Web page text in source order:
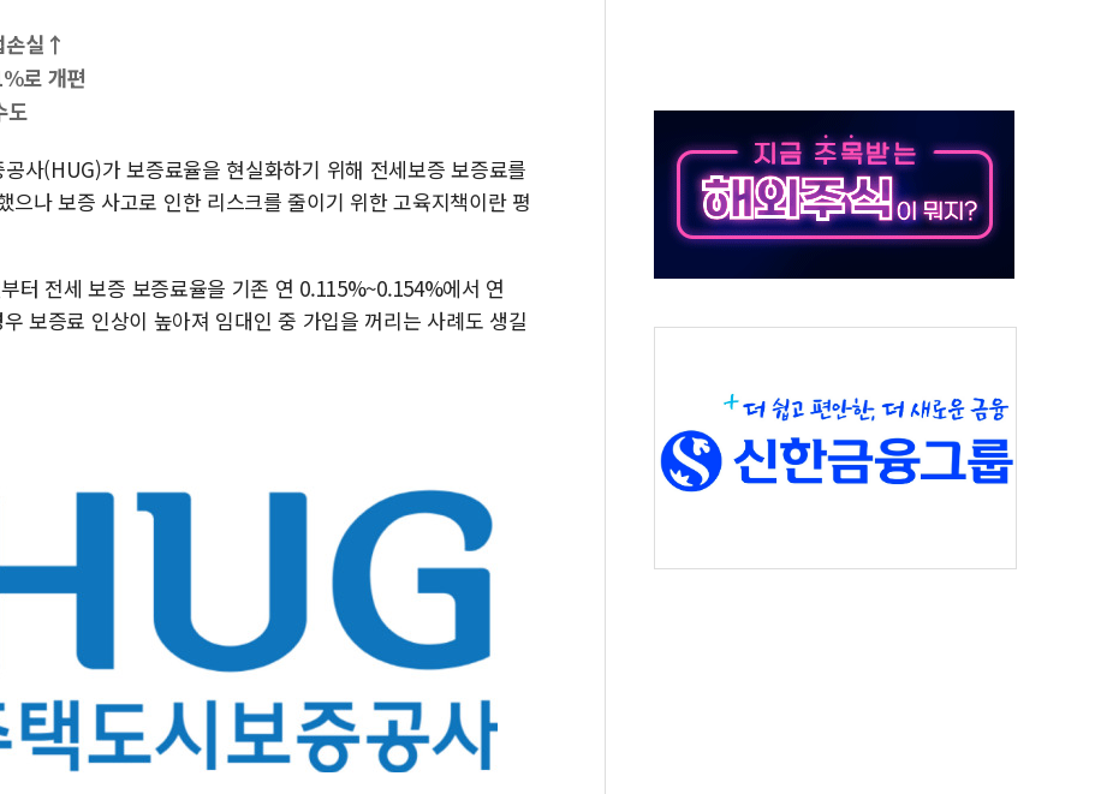
홈플러스發 대형마트 판매, 역대 최대폭 감소한 9.4%↓…유통업계 양극화 심화
윤준병·이해민 의원, '정부 특사'로 콜롬비아 대통령 취임식 참석
'호우·산사태 주의보' 울진 시간당 30mm 강한 비...호우 피해 없어
손실↑
로 개편
도
사(HUG)가 보증료율을 현실화하기 위해 전세보증 보증료를
나 보증 사고로 인한 리스크를 줄이기 위한 고육지책이란 평
터 전세 보증 보증료율을 기존 연 0.115%~0.154%에서 연
보증료 인상이 높아져 임대인 중 가입을 꺼리는 사례도 생길